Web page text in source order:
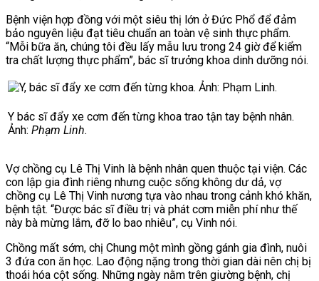
Bệnh viện hợp đồng với một siêu thị lớn ở Đức Phổ để đảm
bảo nguyên liệu đạt tiêu chuẩn an toàn vệ sinh thực phẩm.
“Mỗi bữa ăn, chúng tôi đều lấy mẫu lưu trong 24 giờ để kiểm
tra chất lượng thực phẩm”, bác sĩ trưởng khoa dinh dưỡng nói.
Y bác sĩ đẩy xe cơm đến từng khoa trao tận tay bệnh nhân.
Ảnh: Phạm Linh.
Vợ chồng cụ Lê Thị Vinh là bệnh nhân quen thuộc tại viện. Các
con lập gia đình riêng nhưng cuộc sống không dư dả, vợ
chồng cụ Lê Thị Vinh nương tựa vào nhau trong cảnh khó khăn,
bệnh tật. “Được bác sĩ điều trị và phát cơm miễn phí như thế
này bà mừng lắm, đỡ lo bao nhiêu”, cụ Vinh nói.
Chồng mất sớm, chị Chung một mình gồng gánh gia đình, nuôi
3 đứa con ăn học. Lao động nặng trong thời gian dài nên chị bị
thoái hóa cột sống. Những ngày nằm trên giường bệnh, chị